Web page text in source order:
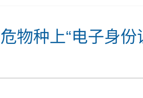
物种上“电子身